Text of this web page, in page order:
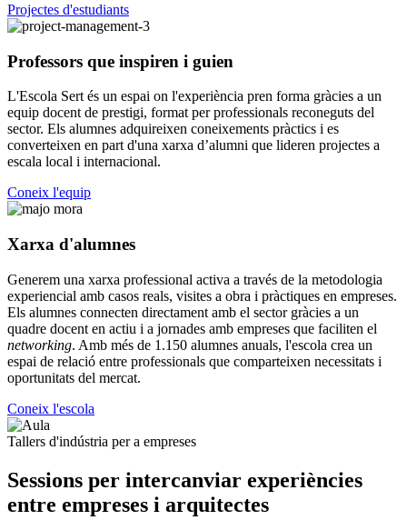
Projectes d'estudiants
Professors que inspiren i guien
L'Escola Sert és un espai on l'experiència pren forma gràcies a un
equip docent de prestigi, format per professionals reconeguts del
sector. Els alumnes adquireixen coneixements pràctics i es
converteixen en part d'una xarxa d’alumni que lideren projectes a
escala local i internacional.
Coneix l'equip
Xarxa d'alumnes
Generem una xarxa professional activa a través de la metodologia
experiencial amb casos reals, visites a obra i pràctiques en empreses.
Els alumnes connecten directament amb el sector gràcies a un
quadre docent en actiu i a jornades amb empreses que faciliten el
networking. Amb més de 1.150 alumnes anuals, l'escola crea un
espai de relació entre professionals que comparteixen necessitats i
oportunitats del mercat.
Coneix l'escola
Tallers d'indústria per a empreses
Sessions per intercanviar experiències
entre empreses i arquitectes